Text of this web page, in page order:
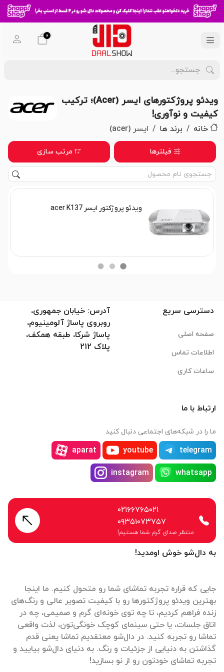
0
ویدئو پروژکتورهای ایسر (Acer)؛ ترکیب
کیفیت و نوآوری!
خانه برند ها ایسر (acer)
فیلترها مرتب سازی
ویدئو پروژکتور ایسر acer K137
به دال‌شو خوش اومدید!
جایی که قراره تجربه تماشای شما رو متحول کنیم. ما اینجا
بهترین ویدئو پروژکتورها رو با کیفیت تصویر عالی و رنگ‌های
زنده فراهم کردیم، تا چه توی خونه‌ای گرم و صمیمی، چه در
اتاق جلسات، یا حتی سینمای کوچک خونگی‌تون، لذت واقعی
تماشا رو تجربه کنید. در دال‌شو معتقدیم تماشا یعنی قدم
گذاشتن به دنیایی از جزئیات و رنگ. به دنیای دال‌شو بیایید و
تجربه تماشای خودتون رو از نو بسازید!
دسترسی سریع
صفحه اصلی
اطلاعات تماس
ساعات کاری
آدرس: خیابان جمهوری،
روبروی پاساژ آلومینیوم،
پاساژ شرکا، طبقه همکف،
پلاک 212
ارتباط با ما
ما را در شبکه‌های اجتماعی دنبال کنید
telegram
youtube
aparat
whatsapp
instagram
۰۲۱۶۶۷۶۵۰۲۱
۰۹۳۵۱۰۷۳۷۵۷
منتظر صدای گرم شما هستیم!